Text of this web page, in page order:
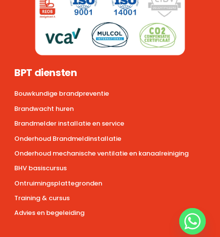
BPT diensten
Bouwkundige brandpreventie
Brandwacht huren
Brandmelder installatie en service
Onderhoud Brandmeldinstallatie
Onderhoud mechanische ventilatie en kanaalreiniging
BHV basiscursus
Ontruimingsplattegronden
Training & cursus
Advies en begeleiding